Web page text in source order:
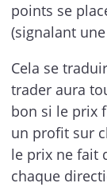
points se
(signalant
Cela se
trader aura
bon si le prix
un profit sur
le prix ne fait
chaque